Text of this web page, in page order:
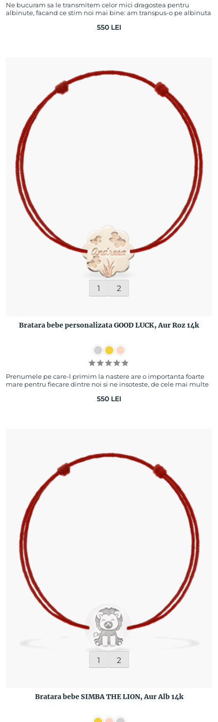
Ne bucuram sa le transmitem celor mici dragostea pentru
albinute, facand ce stim noi mai bine: am transpus-o pe albinuta
550 LEI
1 2
Bratara bebe personalizata GOOD LUCK, Aur Roz 14k
Prenumele pe care-l primim la nastere are o importanta foarte
mare pentru fiecare dintre noi si ne insoteste, de cele mai multe
550 LEI
1 2
Bratara bebe SIMBA THE LION, Aur Alb 14k